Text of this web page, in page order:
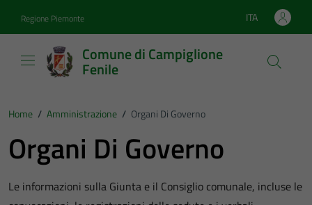
Regione Piemonte Lingua attiva:
ITA
Comune di Campiglione
Fenile
Home / Amministrazione / Organi Di Governo
Organi Di Governo
Le informazioni sulla Giunta e il Consiglio comunale, incluse le